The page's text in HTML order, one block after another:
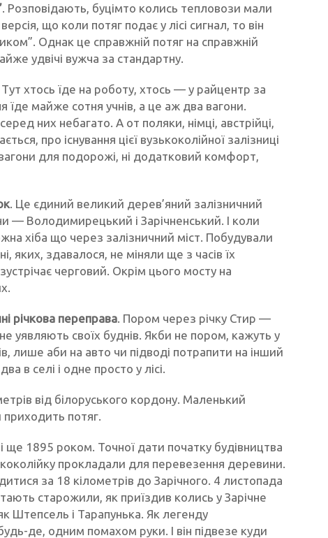
. Розповідають, буцімто колись тепловози мали
що коли потяг подає у лісі сигнал, то він
Однак це справжній потяг на справжній
удвічі вужча за стандартну.
хтось їде на роботу, хтось — у райцентр за
їде майже сотня учнів, а це аж два вагони.
них небагато. А от поляки, німці, австрійці,
про існування цієї вузькоколійної залізниці
для подорожі, ні додатковий комфорт,
. Це єдиний великий дерев’яний залізничний
— Володимирецький і Зарічненський. І коли
хіба що через залізничний міст. Побудували
яких, здавалося, не міняли ще з часів їх
черговий. Окрім цього мосту на
річкова переправа. Пором через річку Стир —
уявляють своїх буднів. Якби не пором, кажуть у
лише аби на авто чи підводі потрапити на інший
в селі і одне просто у лісі.
від білоруського кордону. Маленький
потяг.
ще 1895 роком. Точної дати початку будівництва
прокладали для перевезення деревини.
за 18 кілометрів до Зарічного. 4 листопада
старожили, як приїздив колись у Зарічне
Штепсель і Тарапунька. Як легенду
де, одним помахом руки. І він підвезе куди